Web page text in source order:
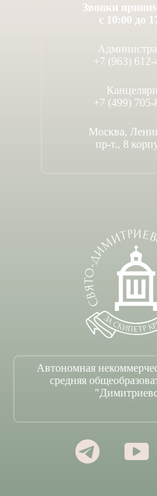
Звонки
с 10:00 до
+7 (963) 612-
+7 (499) 705-
Москва,
пр-т., 8
Автономная
средняя